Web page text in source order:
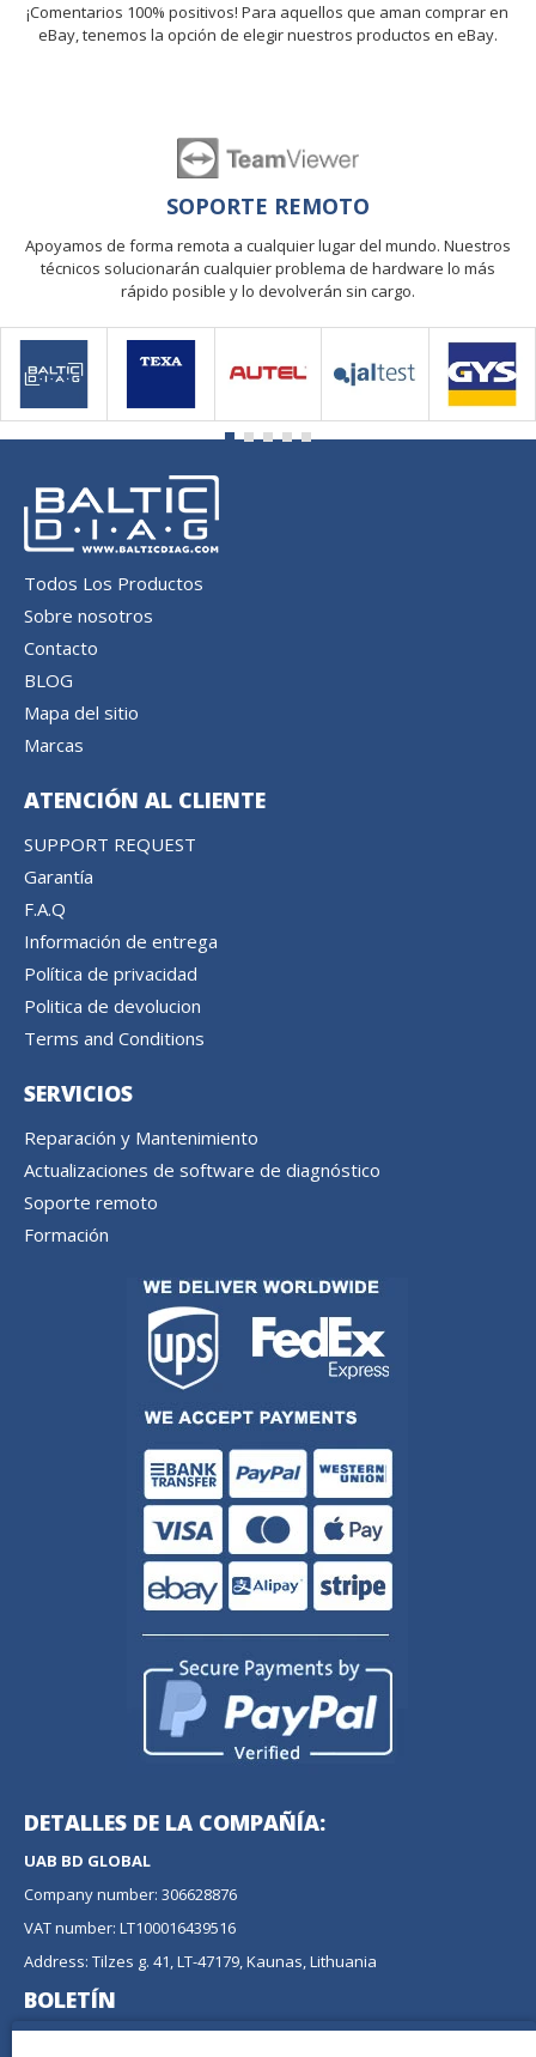
¡Comentarios 100% positivos! Para aquellos que aman comprar en
eBay, tenemos la opción de elegir nuestros productos en eBay.
SOPORTE REMOTO
Apoyamos de forma remota a cualquier lugar del mundo. Nuestros
técnicos solucionarán cualquier problema de hardware lo más
rápido posible y lo devolverán sin cargo.
Todos Los Productos
Sobre nosotros
Contacto
BLOG
Mapa del sitio
Marcas
ATENCIÓN AL CLIENTE
SUPPORT REQUEST
Garantía
F.A.Q
Información de entrega
Política de privacidad
Politica de devolucion
Terms and Conditions
SERVICIOS
Reparación y Mantenimiento
Actualizaciones de software de diagnóstico
Soporte remoto
Formación
DETALLES DE LA COMPAÑÍA:
UAB BD GLOBAL
Company number: 306628876
VAT number: LT100016439516
Address: Tilzes g. 41, LT-47179, Kaunas, Lithuania
BOLETÍN